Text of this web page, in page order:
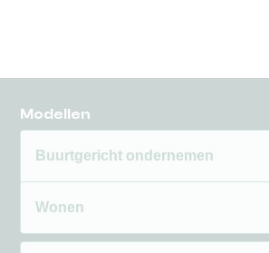
Modellen
Buurtgericht ondernemen
Wonen